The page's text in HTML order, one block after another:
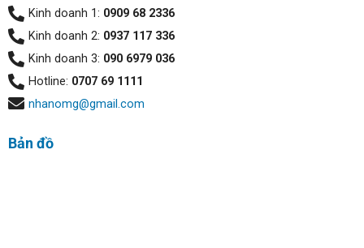
Kinh doanh 1: 0909 68 2336
Kinh doanh 2: 0937 117 336
Kinh doanh 3: 090 6979 036
Hotline: 0707 69 1111
nhanomg@gmail.com
Bản đồ